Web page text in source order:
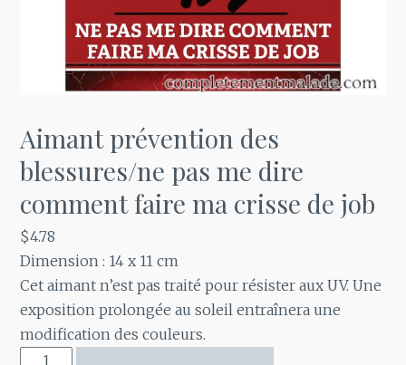
Aimant prévention des
blessures/ne pas me dire
comment faire ma crisse de job
$4.78
Dimension : 14 x 11 cm
Cet aimant n’est pas traité pour résister aux UV. Une
exposition prolongée au soleil entraînera une
modification des couleurs.
quantité